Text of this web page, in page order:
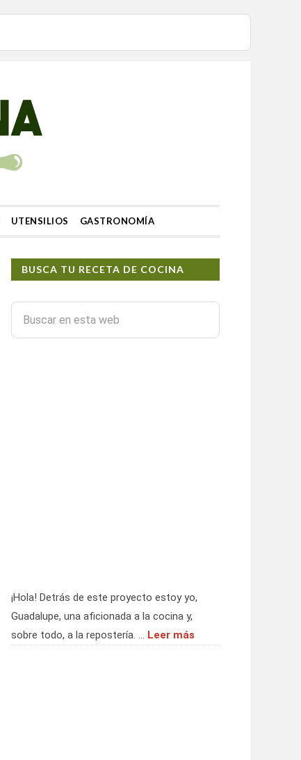
UTENSILIOS GASTRONOMÍA
BUSCA TU RECETA DE COCINA
¡Hola! Detrás de este proyecto estoy yo,
Guadalupe, una aficionada a la cocina y,
sobre todo, a la repostería. … Leer más